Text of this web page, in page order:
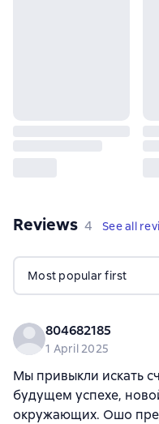
Reviews 4
4 See all
Most popular first
804682185
1 April 2025
Мы привыкли искать
будущем успехе,
окружающих. Ошо